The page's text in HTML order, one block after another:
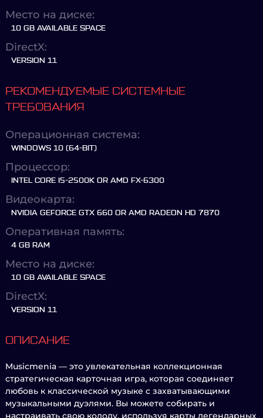
Место на диске:
10 GB AVAILABLE SPACE
DirectX:
VERSION 11
РЕКОМЕНДУЕМЫЕ СИСТЕМНЫЕ
ТРЕБОВАНИЯ
Операционная система:
WINDOWS 10 (64-BIT)
Процессор:
INTEL CORE I5-2500K OR AMD FX-6300
Видеокарта:
NVIDIA GEFORCE GTX 660 OR AMD RADEON HD 7870
Оперативная память:
4 GB RAM
Место на диске:
10 GB AVAILABLE SPACE
DirectX:
VERSION 11
ОПИСАНИЕ
Musicmenia — это увлекательная коллекционная
стратегическая карточная игра, которая соединяет
любовь к классической музыке с захватывающими
музыкальными дуэлями. Вы можете собирать и
настраивать свою колоду, используя карты легендарных